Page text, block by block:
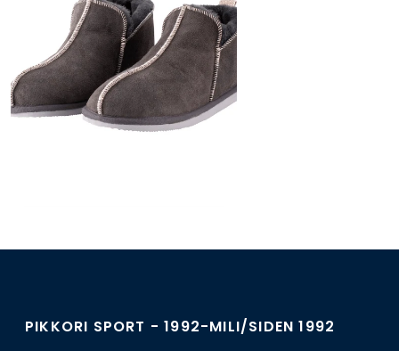
PIKKORI SPORT - 1992-MILI/SIDEN 1992